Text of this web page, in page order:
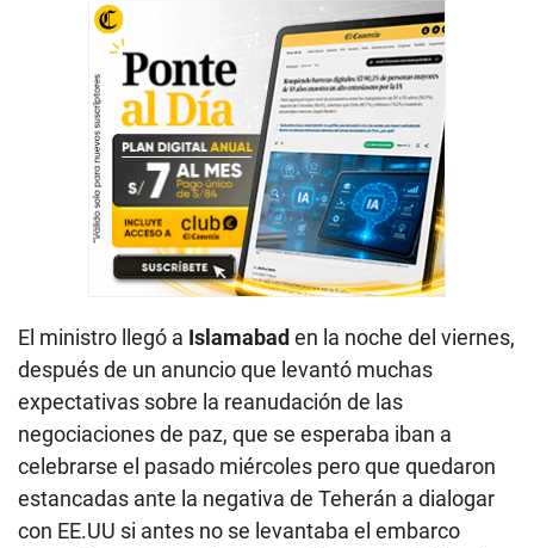
El ministro llegó a Islamabaden la noche del viernes,
después de un anuncio que levantó muchas
expectativas sobre la reanudación de las
negociaciones de paz, que se esperaba iban a
celebrarse el pasado miércoles pero que quedaron
estancadas ante la negativa de Teherán a dialogar
con EE.UU si antes no se levantaba el embarco